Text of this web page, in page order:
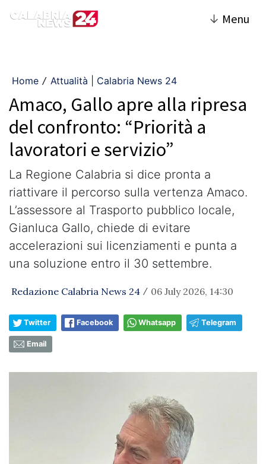
↓ Menu
Home / Attualità | Calabria News 24
Amaco, Gallo apre alla ripresa
del confronto: “Priorità a
lavoratori e servizio”
La Regione Calabria si dice pronta a
riattivare il percorso sulla vertenza Amaco.
L’assessore al Trasporto pubblico locale,
Gianluca Gallo, chiede di evitare
accelerazioni sui licenziamenti e punta a
una soluzione entro il 30 settembre.
Redazione Calabria News 24 / 06 July 2026, 14:30
Twitter Facebook Whatsapp Telegram
Email